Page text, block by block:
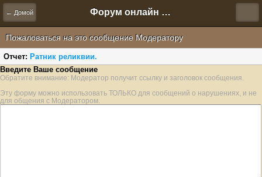
← Домой Форум онлайн игры "Новая Эра" (Нюра Биз)
Пожаловаться на это сообщение Модератору
Отчет: Ратник реликвии.
Введите Ваше сообщение
Обратите внимание: Модератор получит ссылку и заголовок сообщения.
Эту форму можно использовать ТОЛЬКО для сообщений о нарушениях, и не
для общения с Модератором.